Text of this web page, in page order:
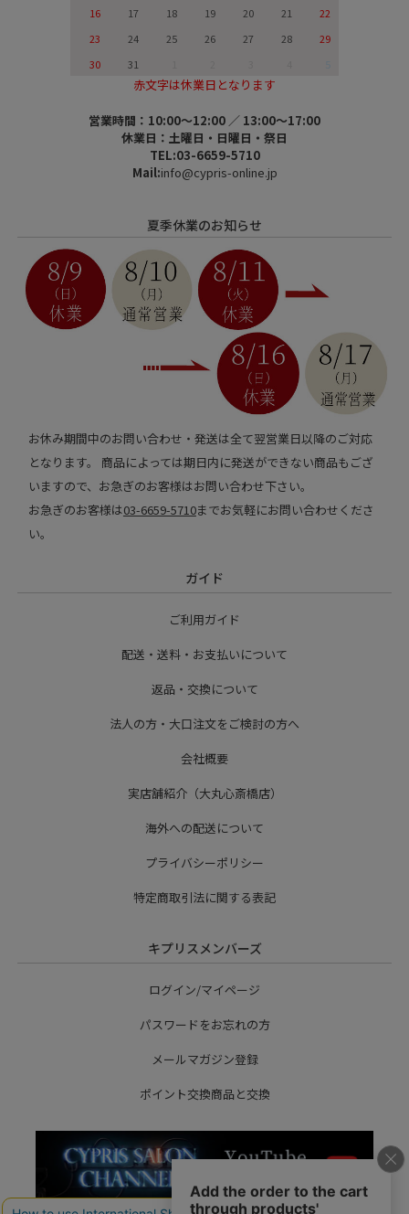
16
17 18 19 20 21
22
23
24 25 26 27 28
29
30
31
赤文字は休業日となります
営業時間：10:00～12:00 ／ 13:00～17:00
休業日：土曜日・日曜日・祭日
TEL:03-6659-5710
Mail:info@cypris-online.jp
夏季休業のお知らせ
お休み期間中のお問い合わせ・発送は全て翌営業日以降のご対応
となります。 商品によっては期日内に発送ができない商品もござ
いますので、お急ぎのお客様はお問い合わせ下さい。
お急ぎのお客様は03-6659-5710までお気軽にお問い合わせくださ
い。
ガイド
ご利用ガイド
配送・送料・お支払いについて
返品・交換について
法人の方・大口注文をご検討の方へ
会社概要
実店舗紹介（大丸心斎橋店）
海外への配送について
プライバシーポリシー
特定商取引法に関する表記
キプリスメンバーズ
ログイン/マイページ
パスワードをお忘れの方
メールマガジン登録
ポイント交換商品と交換